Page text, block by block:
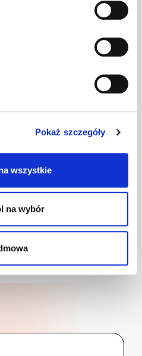
Pokaż szczegóły
wszystkie
na wybór